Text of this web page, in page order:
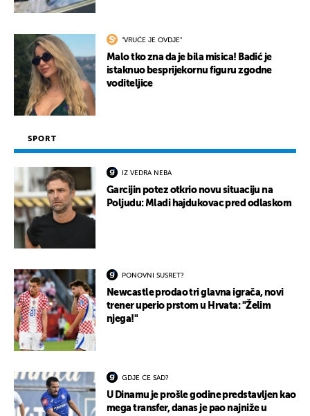
"VRUĆE JE OVDJE"
Malo tko zna da je bila misica! Badić je
istaknuo besprijekornu figuru zgodne
voditeljice
SPORT
IZ VEDRA NEBA
Garcijin potez otkrio novu situaciju na
Poljudu: Mladi hajdukovac pred odlaskom
PONOVNI SUSRET?
Newcastle prodao tri glavna igrača, novi
trener uperio prstom u Hrvata: "Želim
njega!"
GDJE ĆE SAD?
U Dinamu je prošle godine predstavljen kao
mega transfer, danas je pao najniže u